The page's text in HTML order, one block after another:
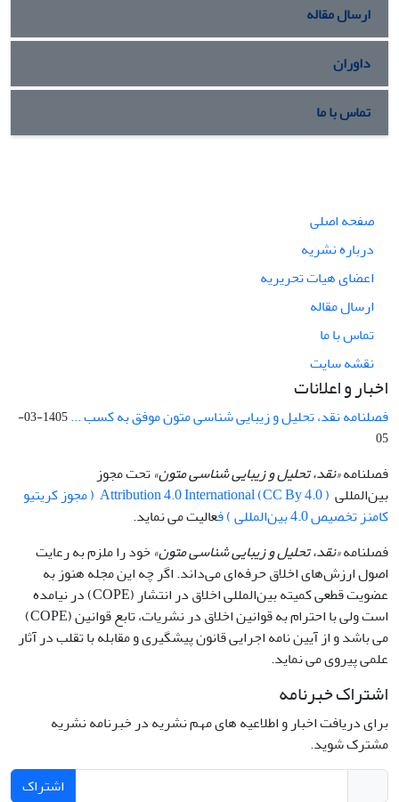
ارسال مقاله
داوران
تماس با ما
صفحه اصلی
درباره نشریه
اعضای هیات تحریریه
ارسال مقاله
تماس با ما
نقشه سایت
اخبار و اعلانات
فصلنامه نقد، تحلیل و زیبایی شناسی متون موفق به کسب ...
1405-03-
05
فصلنامه«نقد، تحلیل و زیبایی شناسی متون»تحت مجوز
بین‌المللی
Attribution 4.0 International (CC By 4.0 ) ( مجوز کریتیو
کامنز تخصیص 4.0 بین‌المللی ) ف
عالیت می نماید.
فصلنامه«نقد، تحلیل و زیبایی شناسی متون»خود را ملزم به رعایت
اصول ارزش‌های اخلاق حرفه‌ای می‌داند. اگر چه این مجله هنوز به
عضویت قطعی کمیته بین‌المللی اخلاق در انتشار (COPE) در نیامده
است ولی با احترام به قوانین اخلاق در نشریات، تابع قوانین (COPE)
می باشد و از آیین نامه اجرایی قانون پیشگیری و مقابله با تقلب در آثار
علمی پیروی می نماید.
اشتراک خبرنامه
برای دریافت اخبار و اطلاعیه های مهم نشریه در خبرنامه نشریه
مشترک شوید.
اشتراک